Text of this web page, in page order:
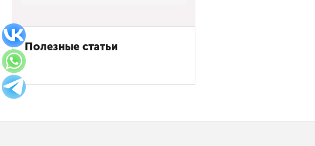
Полезные статьи